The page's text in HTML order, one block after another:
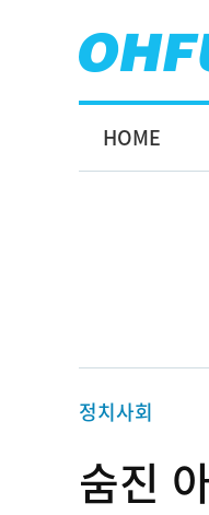
HOME
정치사회
숨진